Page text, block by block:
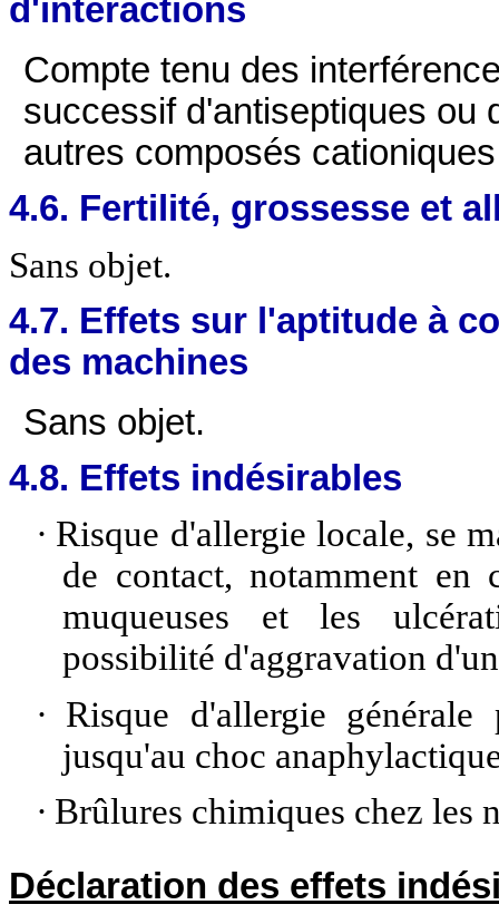
d'interactions
Compte tenu des
successif d'antiseptiques ou
autres composés
4.6. Fertilité, grossesse et
Sans objet.
4.7. Effets sur l'aptitude à
des machines
Sans objet.
4.8. Effets indésirables
· Risque d'allergie locale, se
de contact, notamment en
muqueuses et les
possibilité d'aggravation
· Risque d'allergie
jusqu'au choc
· Brûlures chimiques chez les
Déclaration des effets